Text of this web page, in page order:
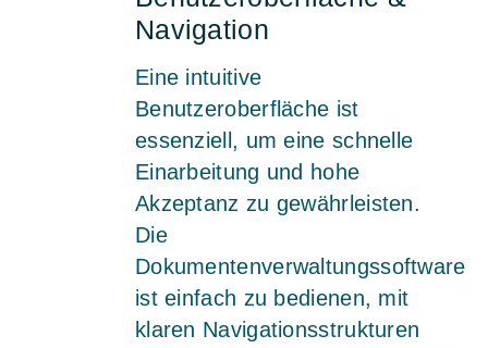
Navigation
Eine intuitive
Benutzeroberfläche ist
essenziell, um eine schnelle
Einarbeitung und hohe
Akzeptanz zu gewährleisten.
Die
Dokumentenverwaltungssoftware
ist einfach zu bedienen, mit
klaren Navigationsstrukturen